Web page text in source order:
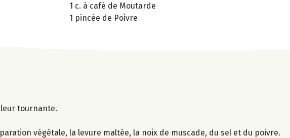
1 c. à café de Moutarde
1 pincée de Poivre
tournante.
végétale, la levure maltée, la noix de muscade, du sel et du poivre.